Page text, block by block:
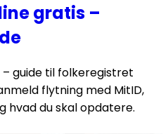
gratis –
guide til folkeregistret
flytning med MitID,
hvad du skal opdatere.